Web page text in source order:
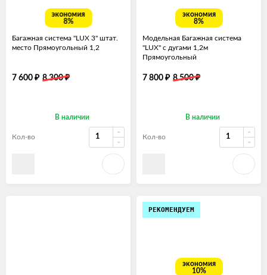
экономия
8%
Багажная система "LUX 3" штат.
место Прямоугольный 1,2
7 600 ₽ 8 300₽
В наличии
Кол-во
экономия
8%
Модельная Багажная система
"LUX" с дугами 1,2м
Прямоугольный
7 800 ₽ 8 500₽
В наличии
Кол-во
РЕКОМЕНДУЕМ
экономия
10%